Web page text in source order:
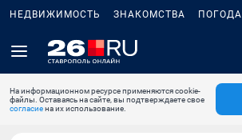
НЕДВИЖИМОСТЬ ЗНАКОМСТВА ПОГОДА
На информационном ресурсе применяются cookie-
файлы. Оставаясь на сайте, вы подтверждаете свое
согласиена их использование.